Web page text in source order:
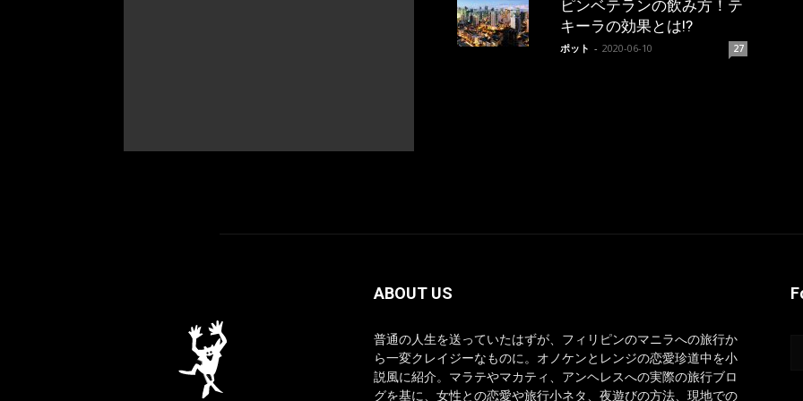
ピンベテランの飲み方！テ
キーラの効果とは!?
ポット - 2020-06-10 27
ABOUT US
普通の人生を送っていたはずが、フィリピンのマニラへの旅行か
ら一変クレイジーなものに。オノケンとレンジの恋愛珍道中を小
説風に紹介。マラテやマカティ、アンヘレスへの実際の旅行ブロ
グを基に、女性との恋愛や旅行小ネタ、夜遊びの方法、現地での